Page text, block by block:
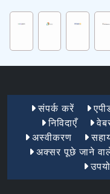
Footer Menu
संपर्क करें
निविदाएँ
अस्वीकरण
अक्सर पूछे जाने